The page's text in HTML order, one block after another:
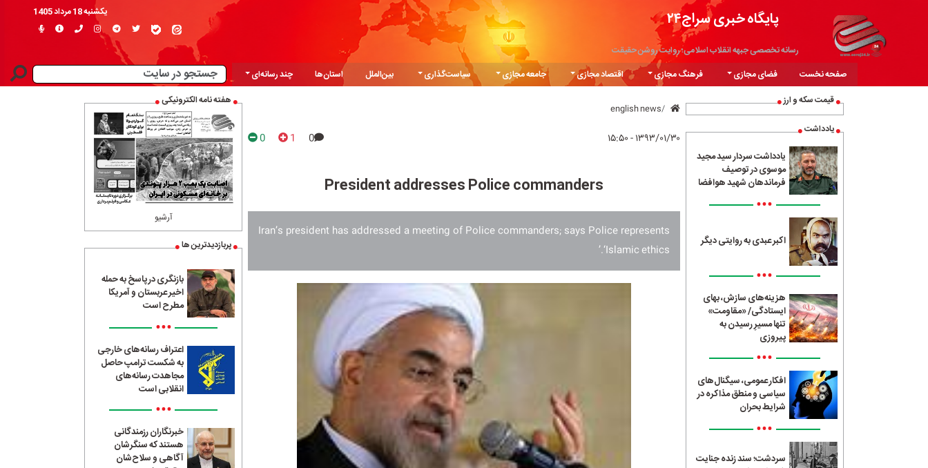
پایگاه خبری سراج۲۴
رسانه تخصصی جبهه انقلاب اسلامی؛ روایت روشن حقیقت
یکشنبه 18 مرداد 1405
صفحه نخست فضای مجازی فرهنگ مجازی اقتصاد مجازی جامعه مجازی سیاست‌گذاری بین‌الملل استان‌ها
چند رسانه‌ای
قیمت سکه و ارز
یادداشت
یادداشت سردار سید مجید
موسوی در توصیف
فرماندهان شهید هوافضا
•••
اکبر عبدی به روایتی دیگر
•••
هزینه‌های سازش، بهای
ایستادگی/ «مقاومت»
تنها مسیرِ رسیدن به
پیروزی
•••
افکار عمومی، سیگنال‌های
سیاسی و منطق مذاکره در
شرایط بحران
•••
سردشت؛ سند زنده جنایت
english news
۱۳۹۳/۰۱/۳۰ - ۱۵:۵۰ 0
1
0
President addresses Police commanders
Iran’s president has addressed a meeting of Police commanders; says Police represents
‘Islamic ethics.’
هفته نامه الکترونیکی
آرشیو
پربازدیدترین ها
بازنگری در پاسخ به حمله
اخیر عربستان و آمریکا
مطرح است
•••
اعتراف رسانه‌های خارجی
به شکست ترامپ حاصل
مجاهدت رسانه‌های
انقلابی است
•••
خبرنگاران رزمندگانی
هستند که سنگرشان
آگاهی و سلاح‌شان